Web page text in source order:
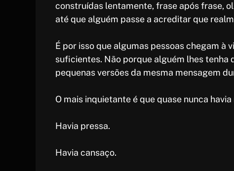
construídas lentamente, frase após frase,
até que alguém passe a acreditar que
É por isso que algumas pessoas chegam à
suficientes. Não porque alguém lhes tenha
pequenas versões da mesma mensagem
O mais inquietante é que quase nunca
Havia pressa.
Havia cansaço.